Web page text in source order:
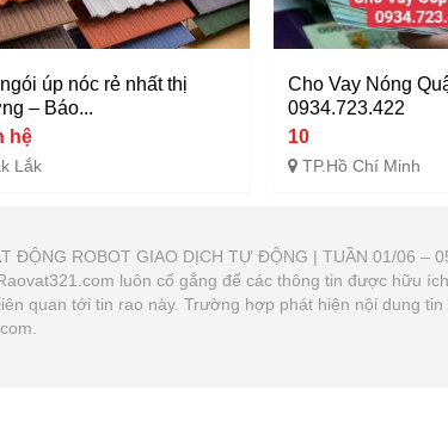
úp nóc rẻ nhất thị
– Báo...
hệ
Lắk
Cho Vay Nóng
0934.723.422
10
TP.Hồ Chí Minh
ĐỘNG ROBOT GIAO DỊCH TỰ ĐỘNG | TUẦN 01/06 –
luôn cố gắng để các thông tin được hữu
quan tới tin rao này. Trường hợp phát hiện nội dung